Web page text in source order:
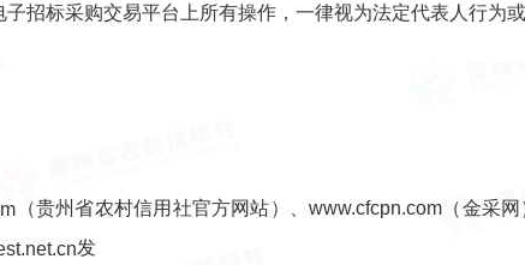
招标采购交易平台上所有操作，一律视为法定代表人行为
（贵州省农村信用社官方网站）、www.cfcpn.com（金采
发